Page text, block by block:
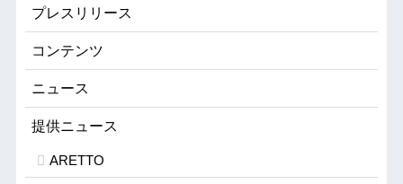
プレスリリース
コンテンツ
ニュース
提供ニュース
ARETTO